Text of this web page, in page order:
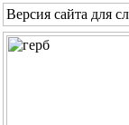
Версия сайта для